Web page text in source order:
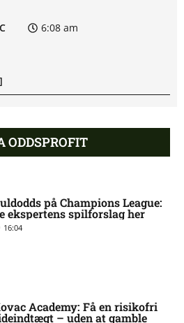
6:08 am
5:44 am
ODDSPROFIT
på Champions League:
ekspertens spilforslag her
16:04
Academy: Få en risikofri
– uden at gamble